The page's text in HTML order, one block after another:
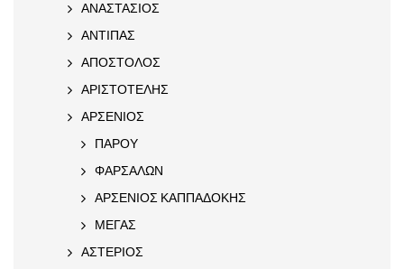
ΑΝΑΣΤΑΣΙΟΣ
ΑΝΤΙΠΑΣ
ΑΠΟΣΤΟΛΟΣ
ΑΡΙΣΤΟΤΕΛΗΣ
ΑΡΣΕΝΙΟΣ
ΠΑΡΟΥ
ΦΑΡΣΑΛΩΝ
ΑΡΣΕΝΙΟΣ ΚΑΠΠΑΔΟΚΗΣ
ΜΕΓΑΣ
ΑΣΤΕΡΙΟΣ